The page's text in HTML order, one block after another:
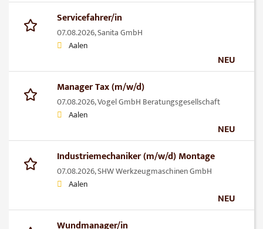
Servicefahrer/in
07.08.2026,Sanita GmbH
Aalen
NEU
Manager Tax (m/w/d)
07.08.2026,Vogel GmbH Beratungsgesellschaft
Aalen
NEU
Industriemechaniker (m/w/d) Montage
07.08.2026,SHW Werkzeugmaschinen GmbH
Aalen
NEU